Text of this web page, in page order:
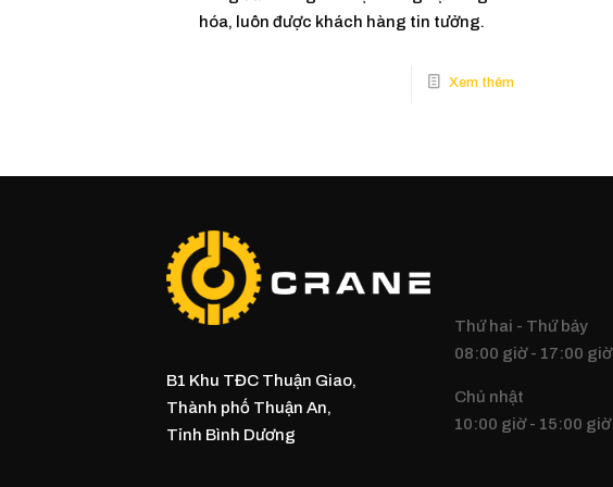
hóa, luôn được khách hàng tin tưởng.
B1 Khu TĐC Thuận Giao,
Thành phố Thuận An,
Tỉnh Bình Dương
Thứ hai - Thứ bảy
08:00 giờ - 17:00 giờ
Chủ nhật
10:00 giờ - 15:00 giờ